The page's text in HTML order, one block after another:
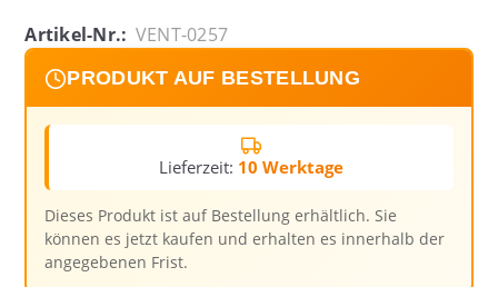
Artikel-Nr.: VENT-0257
PRODUKT AUF BESTELLUNG
Lieferzeit: 10 Werktage
Dieses Produkt ist auf Bestellung erhältlich. Sie
können es jetzt kaufen und erhalten es innerhalb der
angegebenen Frist.